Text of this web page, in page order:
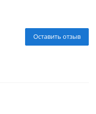
Оставить отзыв